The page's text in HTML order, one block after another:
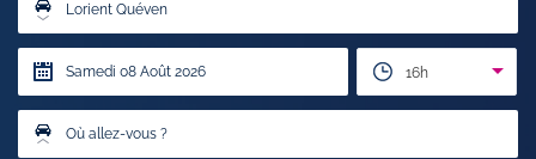
Lorient Quéven
16h
Où allez-vous ?